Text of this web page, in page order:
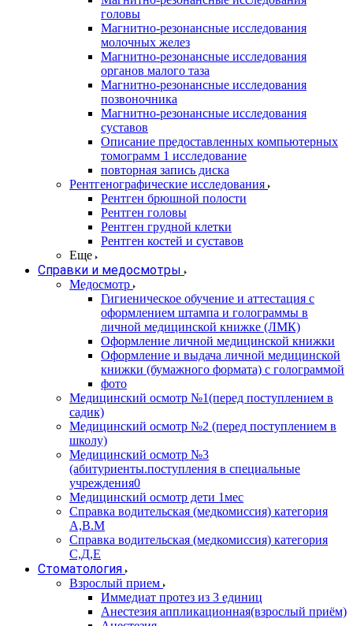
головы
Магнитно-резонансные исследования
молочных желез
Магнитно-резонансные исследования
органов малого таза
Магнитно-резонансные исследования
позвоночника
Магнитно-резонансные исследования
суставов
Описание предоставленных компьютерных
томограмм 1 исследование
повторная запись диска
Рентгенографические исследования
Рентген брюшной полости
Рентген головы
Рентген грудной клетки
Рентген костей и суставов
Еще
Справки и медосмотры
Медосмотр
Гигиеническое обучение и аттестация с
оформлением штампа и голограммы в
личной медицинской книжке (ЛМК)
Оформление личной медицинской книжки
Оформление и выдача личной медицинской
книжки (бумажного формата) с голограммой
фото
Медицинский осмотр №1(перед поступлением в
садик)
Медицинский осмотр №2 (перед поступлением в
школу)
Медицинский осмотр №3
(абитуриенты.поступления в специальные
учреждения0
Медицинский осмотр дети 1мес
Справка водительская (медкомиссия) категория
А,В.М
Справка водительская (медкомиссия) категория
С,Д,Е
Стоматология
Взрослый прием
Иммедиат протез из 3 единиц
Анестезия аппликационная(взрослый приём)